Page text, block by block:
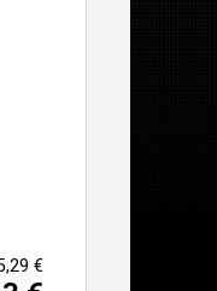
€